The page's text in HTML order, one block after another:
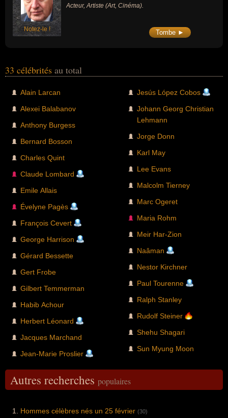
Notez-le !
Acteur, Artiste (Art, Cinéma).
Tombe ►
33 célébrités au total
Alain Larcan
Alexei Balabanov
Anthony Burgess
Bernard Bosson
Charles Quint
Claude Lombard
Emile Allais
Évelyne Pagès
François Cevert
George Harrison
Gérard Bessette
Gert Frobe
Gilbert Temmerman
Habib Achour
Herbert Léonard
Jacques Marchand
Jean-Marie Proslier
Jesús López Cobos
Johann Georg Christian
Lehmann
Jorge Donn
Karl May
Lee Evans
Malcolm Tierney
Marc Ogeret
Maria Rohm
Meir Har-Zion
Naâman
Nestor Kirchner
Paul Tourenne
Ralph Stanley
Rudolf Steiner
Shehu Shagari
Sun Myung Moon
Autres recherches populaires
Hommes célèbres nés un 25 février (30)